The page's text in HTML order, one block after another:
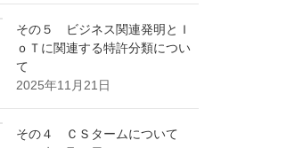
その５ ビジネス関連発明とＩ
ｏＴに関連する特許分類につい
て
2025年11月21日
その４ ＣＳタームについて